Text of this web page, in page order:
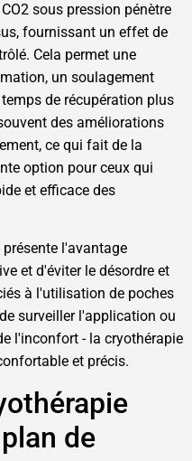
sous pression pénètre
fournissant un effet de
Cela permet une
un soulagement
de récupération plus
des améliorations
ce qui fait de la
option pour ceux qui
et efficace des
présente l'avantage
et d'éviter le désordre et
à l'utilisation de poches
surveiller l'application ou
l'inconfort - la cryothérapie
et précis.
de